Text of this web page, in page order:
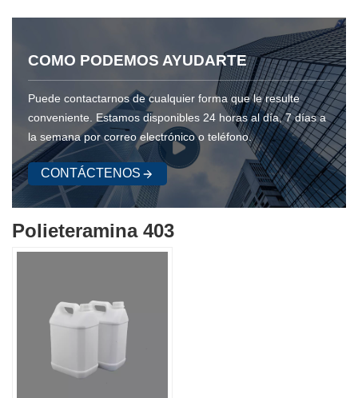
COMO PODEMOS AYUDARTE
Puede contactarnos de cualquier forma que le resulte
conveniente. Estamos disponibles 24 horas al día, 7 días a
la semana por correo electrónico o teléfono.
CONTÁCTENOS
Polieteramina 403